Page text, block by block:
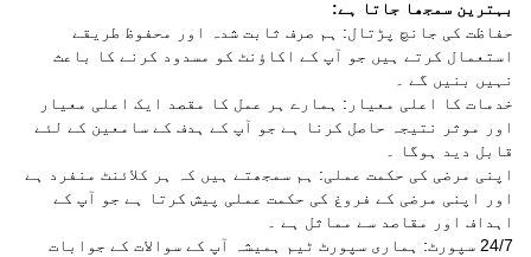
بہترین سمجھا جاتا ہے:
حفاظت کی جانچ پڑتال: ہم صرف ثابت شدہ اور محفوظ طریقے
استعمال کرتے ہیں جو آپ کے اکاؤنٹ کو مسدود کرنے کا باعث
نہیں بنیں گے ۔
خدمات کا اعلی معیار: ہمارے ہر عمل کا مقصد ایک اعلی معیار
اور موثر نتیجہ حاصل کرنا ہے جو آپ کے ہدف کے سامعین کے لئے
قابل دید ہوگا ۔
اپنی مرضی کی حکمت عملی: ہم سمجھتے ہیں کہ ہر کلائنٹ منفرد ہے
اور اپنی مرضی کے فروغ کی حکمت عملی پیش کرتا ہے جو آپ کے
اہداف اور مقاصد سے مماثل ہے ۔
24/7 سپورٹ: ہماری سپورٹ ٹیم ہمیشہ آپ کے سوالات کے جوابات